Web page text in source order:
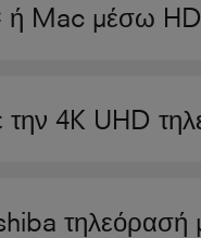
ή Mac μέσω
4K UHD
τηλεόρασή